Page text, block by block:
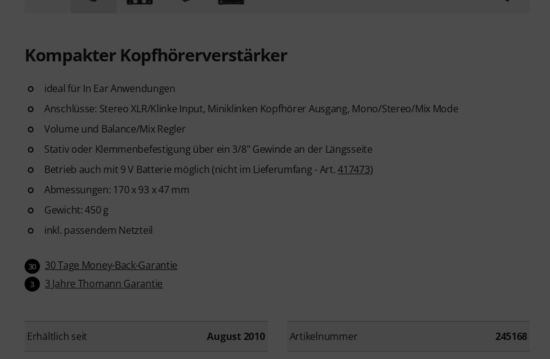
Kompakter Kopfhörerverstärker
ideal für In Ear Anwendungen
Anschlüsse: Stereo XLR/Klinke Input, Miniklinken Kopfhörer Ausgang, Mono/Stereo/Mix Mode
Volume und Balance/Mix Regler
Stativ oder Klemmenbefestigung über ein 3/8" Gewinde an der Längsseite
Betrieb auch mit 9 V Batterie möglich (nicht im Lieferumfang - Art.417473)
Abmessungen: 170 x 93 x 47 mm
Gewicht: 450 g
inkl. passendem Netzteil
30 30 Tage Money-Back-Garantie
3 3 Jahre Thomann Garantie
Erhältlich seit August 2010 Artikelnummer 245168